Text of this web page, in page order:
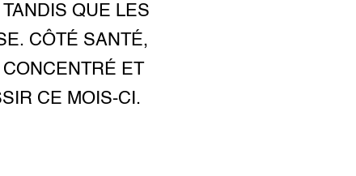
QUE LES
CÔTÉ SANTÉ,
ET
CE MOIS-CI.